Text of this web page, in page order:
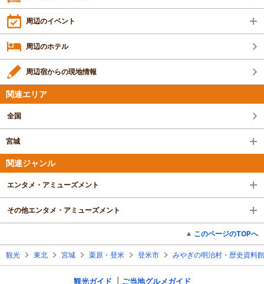
周辺のイベント
周辺のホテル
周辺宿からの現地情報
関連エリア
全国
宮城
関連ジャンル
エンタメ・アミューズメント
その他エンタメ・アミューズメント
このページのTOPへ
観光 東北 宮城 栗原・登米 登米市 みやぎの明治村・歴史資料館
観光ガイド ご当地グルメガイド